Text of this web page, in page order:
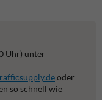
Uhr) unter
oder
so schnell wie